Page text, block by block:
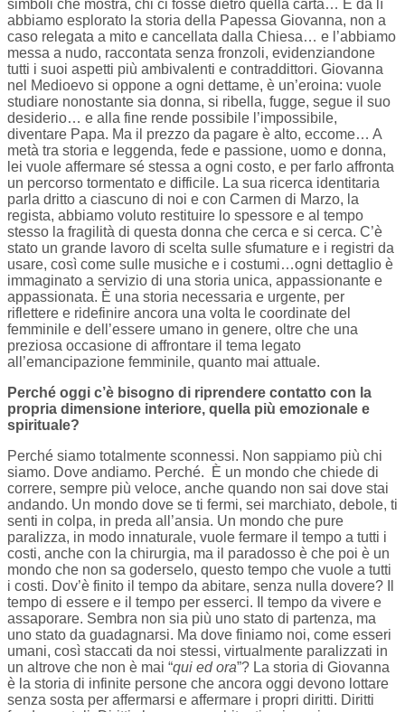
simboli che mostra, chi ci fosse dietro quella carta… E da lì
abbiamo esplorato la storia della Papessa Giovanna, non a
caso relegata a mito e cancellata dalla Chiesa… e l’abbiamo
messa a nudo, raccontata senza fronzoli, evidenziandone
tutti i suoi aspetti più ambivalenti e contraddittori. Giovanna
nel Medioevo si oppone a ogni dettame, è un’eroina: vuole
studiare nonostante sia donna, si ribella, fugge, segue il suo
desiderio… e alla fine rende possibile l’impossibile,
diventare Papa. Ma il prezzo da pagare è alto, eccome… A
metà tra storia e leggenda, fede e passione, uomo e donna,
lei vuole affermare sé stessa a ogni costo, e per farlo affronta
un percorso tormentato e difficile. La sua ricerca identitaria
parla dritto a ciascuno di noi e con Carmen di Marzo, la
regista, abbiamo voluto restituire lo spessore e al tempo
stesso la fragilità di questa donna che cerca e si cerca. C’è
stato un grande lavoro di scelta sulle sfumature e i registri da
usare, così come sulle musiche e i costumi…ogni dettaglio è
immaginato a servizio di una storia unica, appassionante e
appassionata. È una storia necessaria e urgente, per
riflettere e ridefinire ancora una volta le coordinate del
femminile e dell’essere umano in genere, oltre che una
preziosa occasione di affrontare il tema legato
all’emancipazione femminile, quanto mai attuale.
Perché oggi c’è bisogno di riprendere contatto con la
propria dimensione interiore, quella più emozionale e
spirituale?
Perché siamo totalmente sconnessi. Non sappiamo più chi
siamo. Dove andiamo. Perché. È un mondo che chiede di
correre, sempre più veloce, anche quando non sai dove stai
andando. Un mondo dove se ti fermi, sei marchiato, debole, ti
senti in colpa, in preda all’ansia. Un mondo che pure
paralizza, in modo innaturale, vuole fermare il tempo a tutti i
costi, anche con la chirurgia, ma il paradosso è che poi è un
mondo che non sa goderselo, questo tempo che vuole a tutti
i costi. Dov’è finito il tempo da abitare, senza nulla dovere? Il
tempo di essere e il tempo per esserci. Il tempo da vivere e
assaporare. Sembra non sia più uno stato di partenza, ma
uno stato da guadagnarsi. Ma dove finiamo noi, come esseri
umani, così staccati da noi stessi, virtualmente paralizzati in
un altrove che non è mai “qui ed ora”? La storia di Giovanna
è la storia di infinite persone che ancora oggi devono lottare
senza sosta per affermarsi e affermare i propri diritti. Diritti